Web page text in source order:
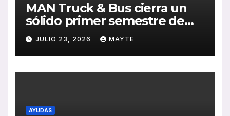
MAN Truck & Bus cierra un
sólido primer semestre de
2026 con crecimiento en
ventas, pedidos y
rentabilidad
JULIO 23, 2026 MAYTE
AYUDAS